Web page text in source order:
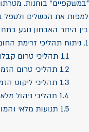
"במשקפיים" בוחנות.
למפות את הכשלים ולטפל
בין היתר האבחון נוגע
1. ניתוח תהליכי זרימת החומר וה-DATA בגבולות הלוגיסטיקה:
1.1 תהליכי טרום קבלה וקבלת סחורה.
1.2 תהליכי טרום הזמנה, עיבוד הזמנה.
1.3 תהליכי ליקוט הזמנה.
1.4 תהליכי ניהול מלאי (לרבות ספירות מלאי).
1.5 תנועות מלאי והמועד בו התנועות מדווחות למערכת.